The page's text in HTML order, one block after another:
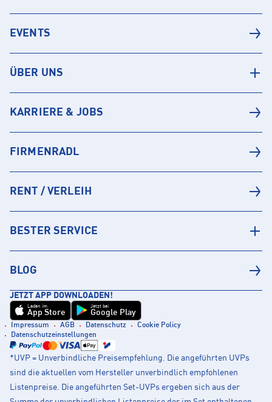
EVENTS
ÜBER UNS
KARRIERE & JOBS
FIRMENRADL
RENT / VERLEIH
BESTER SERVICE
BLOG
JETZT APP DOWNLOADEN!
Laden im
App Store
Jetzt bei
Google Play
Impressum AGB Datenschutz
Cookie Policy
Datenschutzeinstellungen
*UVP = Unverbindliche Preisempfehlung. Die angeführten UVPs
sind die aktuellen vom Hersteller unverbindlich empfohlenen
Listenpreise. Die angeführten Set-UVPs ergeben sich aus der